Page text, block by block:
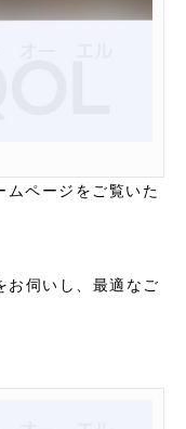
ムページをご覧いた
お伺いし、最適なご